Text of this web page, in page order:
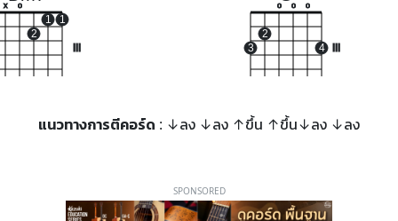
x o
2
1 1
3
2
o o o
4
แนวทางการตีคอร์ด : ↓ลง ↓ลง ↑ขึ้น ↑ขึ้น↓ลง ↓ลง
SPONSORED